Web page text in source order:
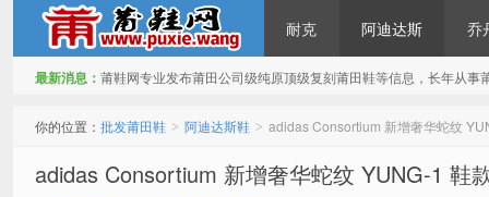
耐克 阿迪达斯 乔
最新消息： 莆鞋网专业发布莆田公司级纯原顶级复刻莆田鞋等信息，长年从
你的位置： 批发莆田鞋 > 阿迪达斯鞋 > adidas Consortium 新增奢华蛇纹
adidas Consortium 新增奢华蛇纹 YUNG-1 鞋